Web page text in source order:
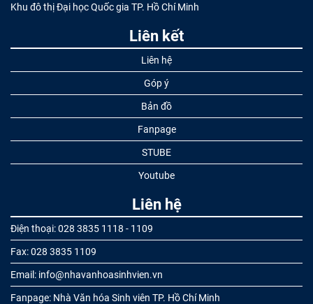
Khu đô thị Đại học Quốc gia TP. Hồ Chí Minh
Liên kết
Liên hệ
Góp ý
Bản đồ
Fanpage
STUBE
Youtube
Liên hệ
Điện thoại: 028 3835 1118 - 1109
Fax: 028 3835 1109
Email: info@nhavanhoasinhvien.vn
Fanpage: Nhà Văn hóa Sinh viên TP. Hồ Chí Minh